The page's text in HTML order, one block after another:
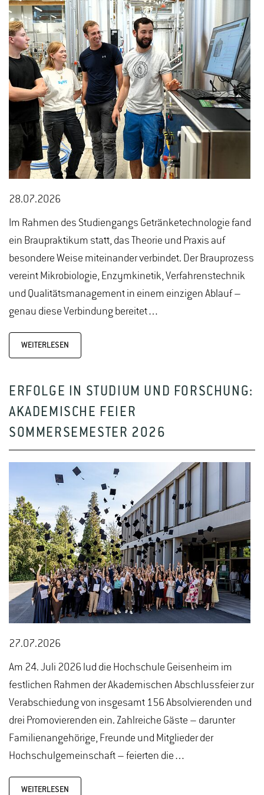
28.07.2026
Im Rahmen des Studiengangs Getränketechnologie fand
ein Braupraktikum statt, das Theorie und Praxis auf
besondere Weise miteinander verbindet. Der Brauprozess
vereint Mikrobiologie, Enzymkinetik, Verfahrenstechnik
und Qualitätsmanagement in einem einzigen Ablauf –
genau diese Verbindung bereitet…
WEITERLESEN
ERFOLGE IN STUDIUM UND FORSCHUNG:
AKADEMISCHE FEIER
SOMMERSEMESTER 2026
27.07.2026
Am 24. Juli 2026 lud die Hochschule Geisenheim im
festlichen Rahmen der Akademischen Abschlussfeier zur
Verabschiedung von insgesamt 156 Absolvierenden und
drei Promovierenden ein. Zahlreiche Gäste – darunter
Familienangehörige, Freunde und Mitglieder der
Hochschulgemeinschaft – feierten die…
WEITERLESEN